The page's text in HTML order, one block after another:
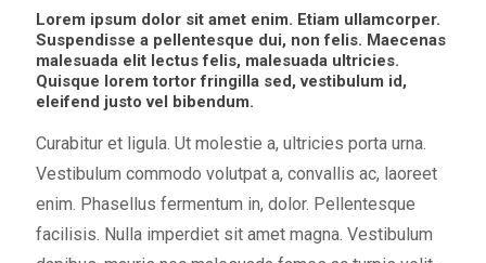
Lorem ipsum dolor sit amet enim. Etiam ullamcorper.
Suspendisse a pellentesque dui, non felis. Maecenas
malesuada elit lectus felis, malesuada ultricies.
Quisque lorem tortor fringilla sed, vestibulum id,
eleifend justo vel bibendum.
Curabitur et ligula. Ut molestie a, ultricies porta urna.
Vestibulum commodo volutpat a, convallis ac, laoreet
enim. Phasellus fermentum in, dolor. Pellentesque
facilisis. Nulla imperdiet sit amet magna. Vestibulum